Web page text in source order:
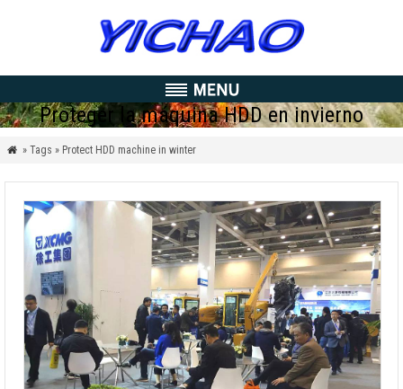
Proteger la máquina HDD en invierno
 » Tags » Protect HDD machine in winter